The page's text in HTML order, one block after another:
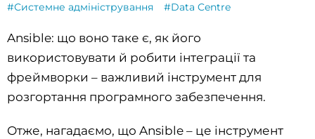
#Системне адміністрування
#Data Centre
Ansible: що воно таке є, як його
використовувати й робити інтеграції та
фреймворки – важливий інструмент для
розгортання програмного забезпечення.
Отже, нагадаємо, що Ansible – це інструмент